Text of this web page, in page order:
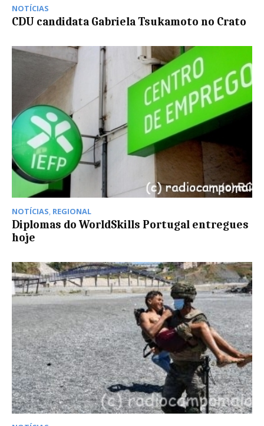
NOTÍCIAS
CDU candidata Gabriela Tsukamoto no Crato
NOTÍCIAS, REGIONAL
Diplomas do WorldSkills Portugal entregues
hoje